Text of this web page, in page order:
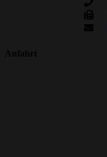
Anfahrt